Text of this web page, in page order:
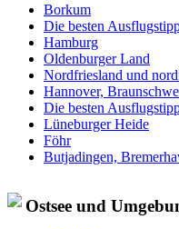
Borkum
Die besten
Hamburg
Oldenburger Land
Nordfriesland und
Hannover,
Die besten
Lüneburger Heide
Föhr
Butjadingen,
Ostsee und